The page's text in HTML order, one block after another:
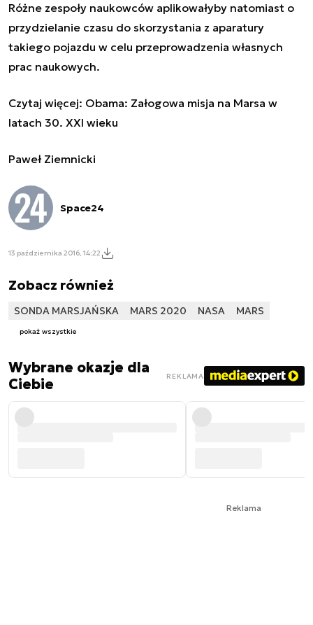
Różne zespoły naukowców aplikowałyby natomiast o
przydzielanie czasu do skorzystania z aparatury
takiego pojazdu w celu przeprowadzenia własnych
prac naukowych.
Czytaj więcej: Obama: Załogowa misja na Marsa w
latach 30. XXI wieku
Paweł Ziemnicki
Space24
13 października 2016, 14:22
Zobacz również
SONDA MARSJAŃSKA MARS 2020 NASA MARS
pokaż wszystkie
Wybrane okazje dla
Ciebie
REKLAMA
Reklama